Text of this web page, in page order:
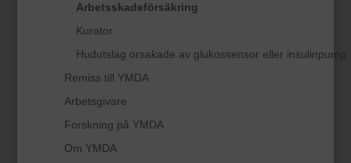
Arbetsskadeförsäkring
Kurator
Hudutslag orsakade av glukossensor eller insulinpump
Remiss till YMDA
Arbetsgivare
Forskning på YMDA
Om YMDA